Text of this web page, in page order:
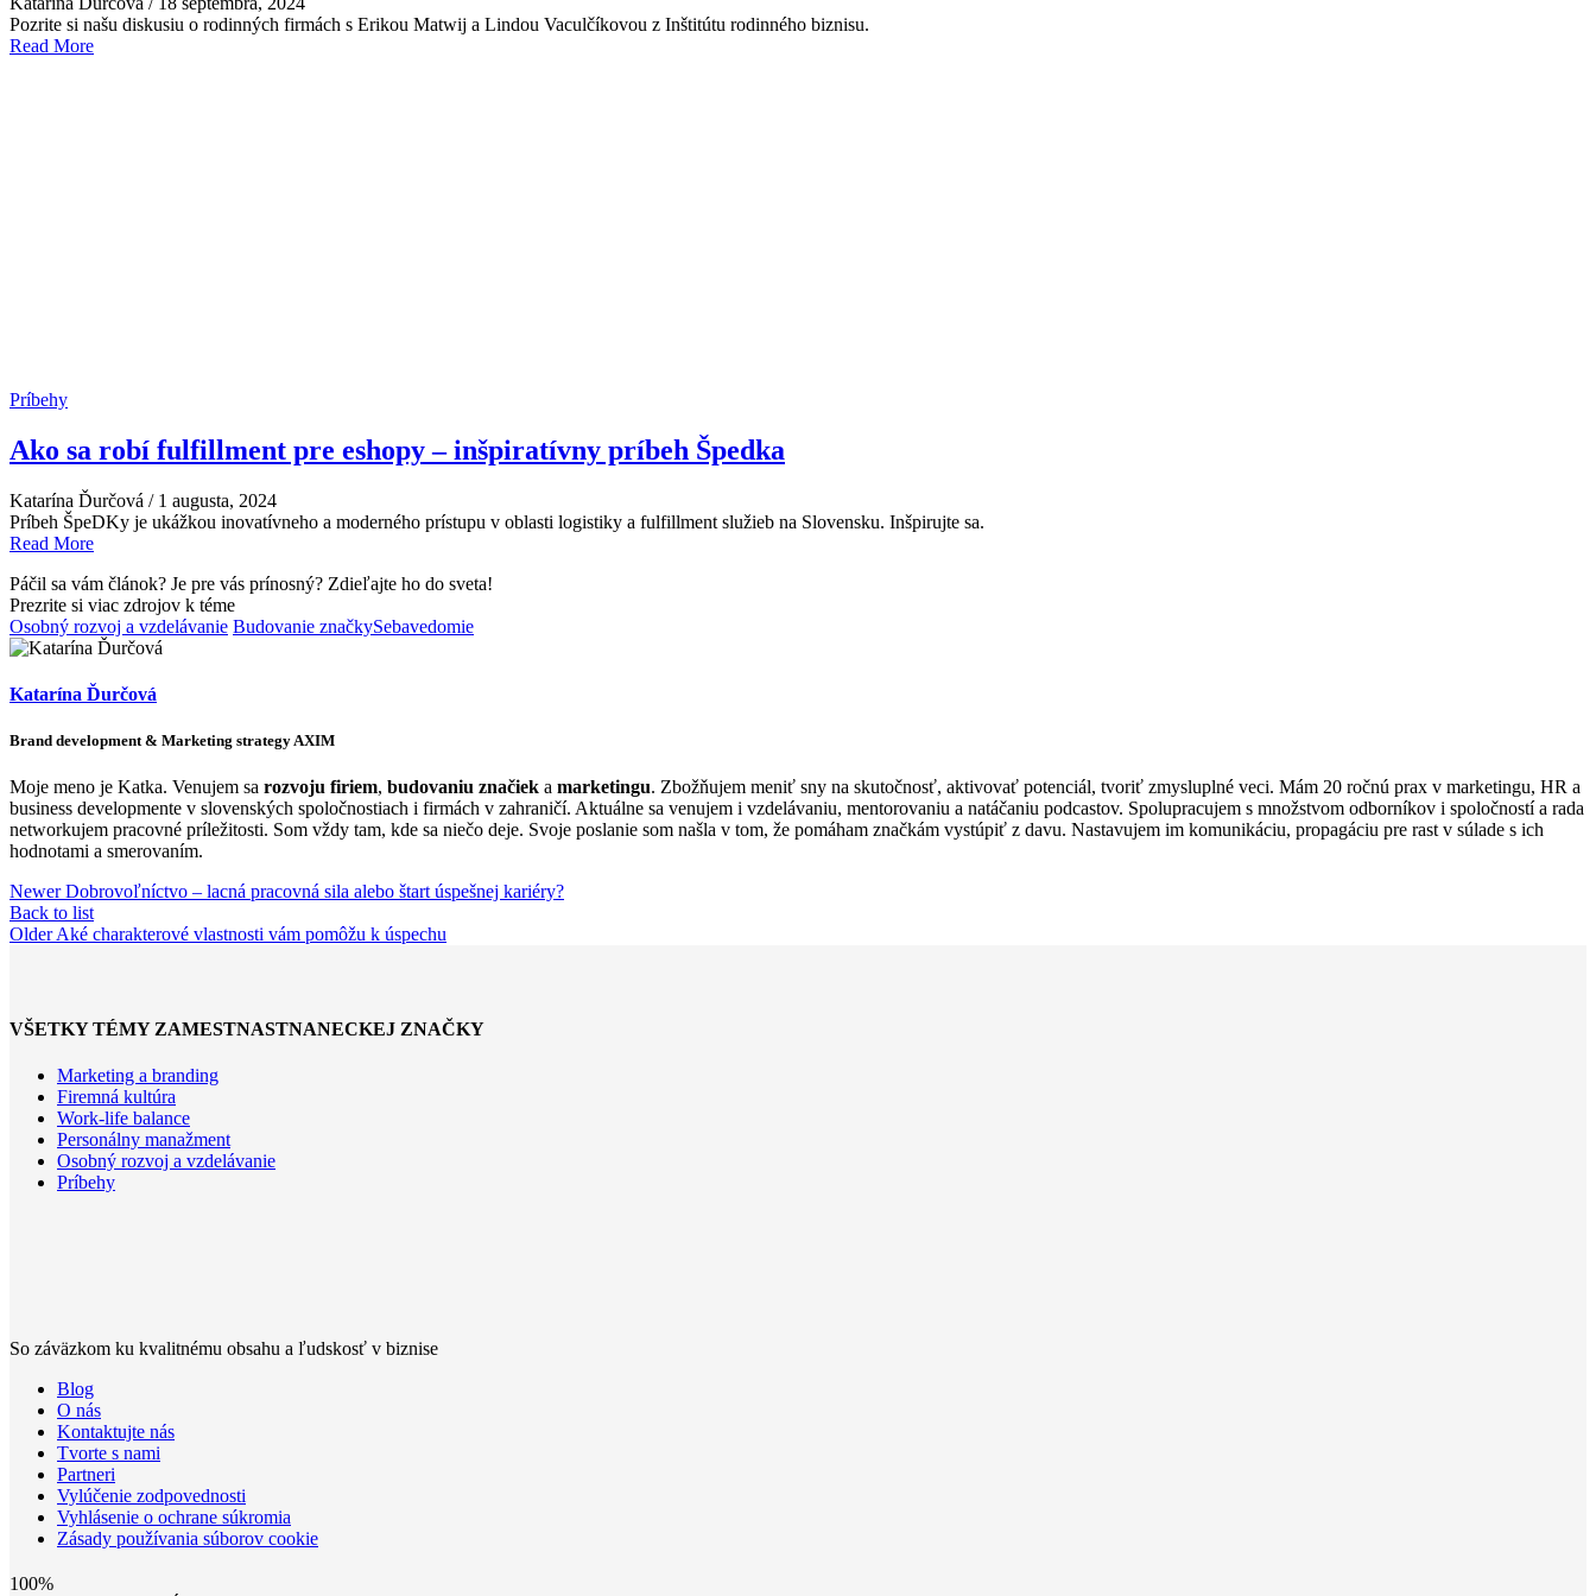
Pozrite si našu diskusiu o rodinných firmách s Erikou Matwij a Lindou Vaculčíkovou z Inštitútu rodinného biznisu.
Read More
Príbehy
Ako sa robí fulfillment pre eshopy – inšpiratívny príbeh Špedka
Katarína Ďurčová / 1 augusta, 2024
Príbeh ŠpeDKy je ukážkou inovatívneho a moderného prístupu v oblasti logistiky a fulfillment služieb na Slovensku. Inšpirujte sa.
Read More
Páčil sa vám článok? Je pre vás prínosný? Zdieľajte ho do sveta!
Prezrite si viac zdrojov k téme
Osobný rozvoj a vzdelávanie Budovanie značkySebavedomie
Katarína Ďurčová
Brand development & Marketing strategy AXIM
Moje meno je Katka. Venujem sa rozvoju firiem, budovaniu značiek a marketingu. Zbožňujem meniť sny na skutočnosť, aktivovať potenciál, tvoriť zmysluplné veci. Mám 20 ročnú prax v marketingu, HR a
business developmente v slovenských spoločnostiach i firmách v zahraničí. Aktuálne sa venujem i vzdelávaniu, mentorovaniu a natáčaniu podcastov. Spolupracujem s množstvom odborníkov i spoločností a rada
networkujem pracovné príležitosti. Som vždy tam, kde sa niečo deje. Svoje poslanie som našla v tom, že pomáham značkám vystúpiť z davu. Nastavujem im komunikáciu, propagáciu pre rast v súlade s ich
hodnotami a smerovaním.
Newer Dobrovoľníctvo – lacná pracovná sila alebo štart úspešnej kariéry?
Back to list
Older Aké charakterové vlastnosti vám pomôžu k úspechu
VŠETKY TÉMY ZAMESTNASTNANECKEJ ZNAČKY
Marketing a branding
Firemná kultúra
Work-life balance
Personálny manažment
Osobný rozvoj a vzdelávanie
Príbehy
So záväzkom ku kvalitnému obsahu a ľudskosť v biznise
Blog
O nás
Kontaktujte nás
Tvorte s nami
Partneri
Vylúčenie zodpovednosti
Vyhlásenie o ochrane súkromia
Zásady používania súborov cookie
100%